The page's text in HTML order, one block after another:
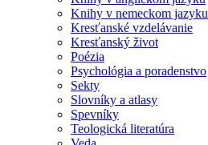
Knihy v nemeckom jazyku
Kresťanské vzdelávanie
Kresťanský život
Poézia
Psychológia a poradenstvo
Sekty
Slovníky a atlasy
Spevníky
Teologická literatúra